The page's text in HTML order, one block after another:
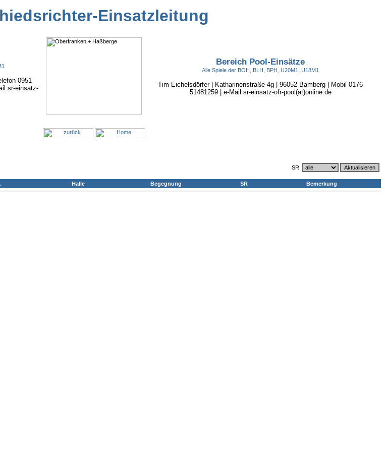
Einsatzleitung
0951
sr-einsatz-
Bereich Pool-Einsätze
Alle Spiele der BOH, BLH, BPH, U20M1, U18M1
Tim Eichelsdörfer | Katharinenstraße 4g | 96052 Bamberg | Mobil 0176
51481259 | e-Mail sr-einsatz-ofr-pool(at)online.de
SR:
Halle Begegnung SR Bemerkung